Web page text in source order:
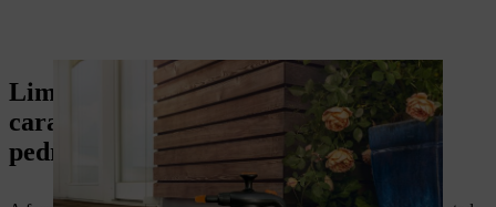
Limpeza do pavimento em pedra:
características especiais do betão e da
pedra natural